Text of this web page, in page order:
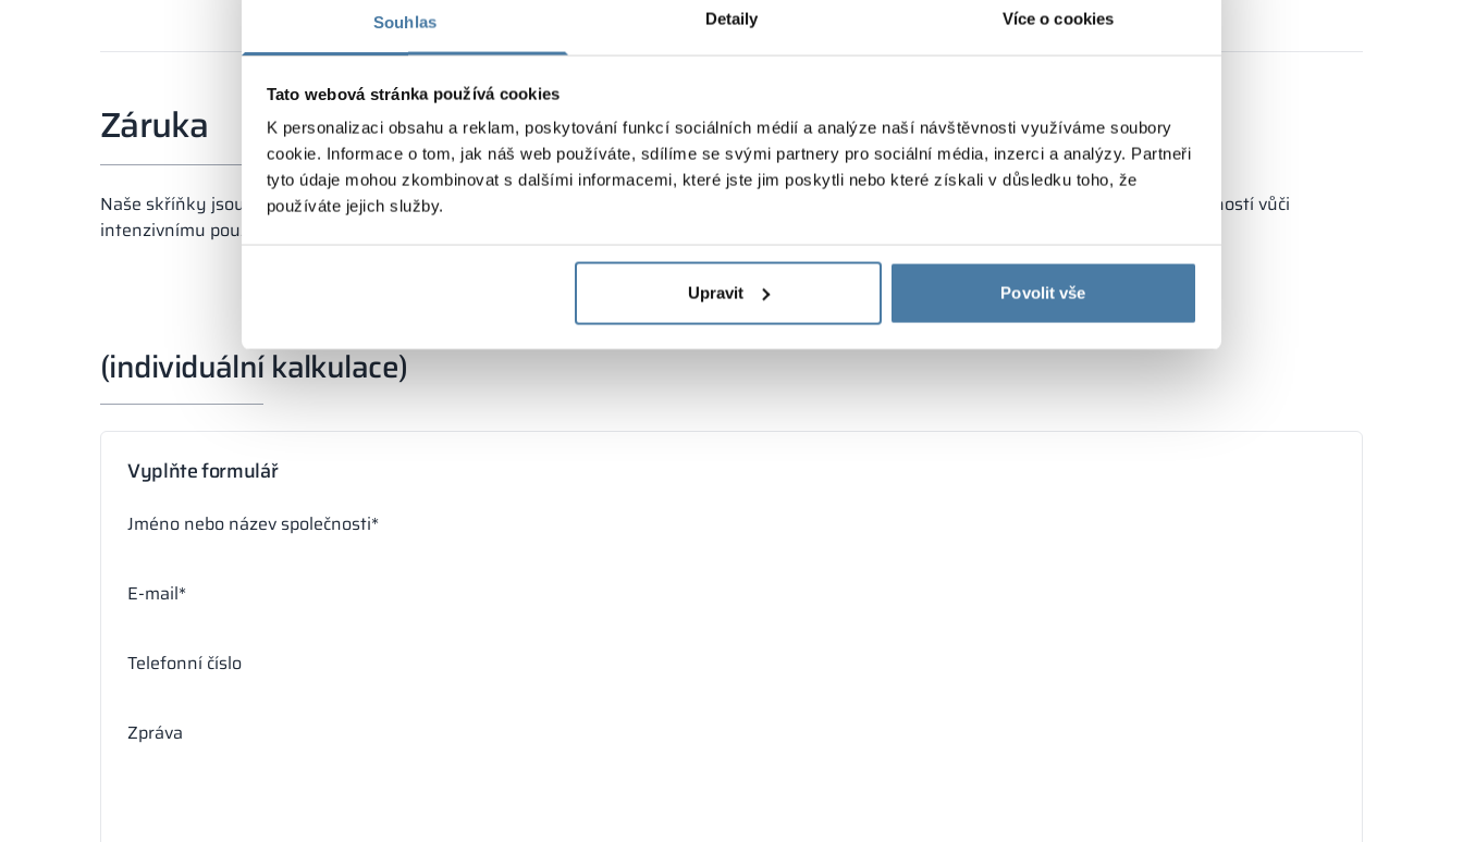
Souhlas Detaily Více o cookies
Tato webová stránka používá cookies
K personalizaci obsahu a reklam, poskytování funkcí sociálních médií a analýze naší návštěvnosti využíváme soubory
cookie. Informace o tom, jak náš web používáte, sdílíme se svými partnery pro sociální média, inzerci a analýzy. Partneři
tyto údaje mohou zkombinovat s dalšími informacemi, které jste jim poskytli nebo které získali v důsledku toho, že
používáte jejich služby.
Upravit Povolit vše
Záruka
Naše skříňky jsou pokryty zárukou a vyráběny v Polsku z nejkvalitnějších materiálů. Díky tomu se vyznačují výjimečnou trvanlivostí a odolností vůči
intenzivnímu používání. Preciznost provedení a péče o každý detail zajišťují, že jsou skvělou volbou pro náročné prostory.
(individuální kalkulace)
Vyplňte formulář
Jméno nebo název společnosti*
E-mail*
Telefonní číslo
Zpráva